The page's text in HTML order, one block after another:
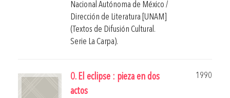
Nacional Autónoma de México /
Dirección de Literatura [UNAM]
(Textos de Difusión Cultural.
Serie La Carpa).
0. El eclipse : pieza en dos
actos
1990